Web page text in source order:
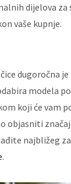
dijelova za
vaše kupnje.
dugoročna
modela
koji će vam
objasniti
najbližeg
.